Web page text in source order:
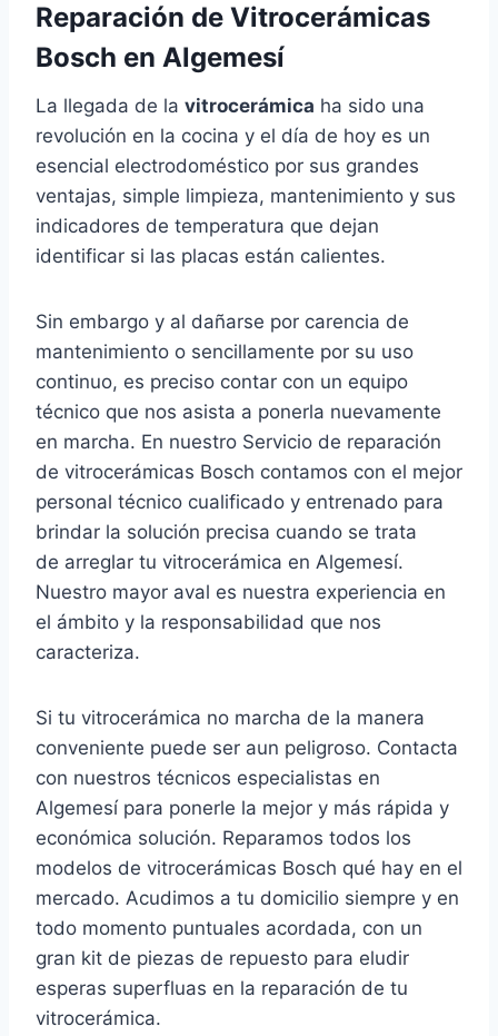
Reparación de Vitrocerámicas
Bosch en Algemesí
La llegada de la vitrocerámica ha sido una
revolución en la cocina y el día de hoy es un
esencial electrodoméstico por sus grandes
ventajas, simple limpieza, mantenimiento y sus
indicadores de temperatura que dejan
identificar si las placas están calientes.
Sin embargo y al dañarse por carencia de
mantenimiento o sencillamente por su uso
continuo, es preciso contar con un equipo
técnico que nos asista a ponerla nuevamente
en marcha. En nuestro Servicio de reparación
de vitrocerámicas Bosch contamos con el mejor
personal técnico cualificado y entrenado para
brindar la solución precisa cuando se trata
de arreglar tu vitrocerámica en Algemesí.
Nuestro mayor aval es nuestra experiencia en
el ámbito y la responsabilidad que nos
caracteriza.
Si tu vitrocerámica no marcha de la manera
conveniente puede ser aun peligroso. Contacta
con nuestros técnicos especialistas en
Algemesí para ponerle la mejor y más rápida y
económica solución. Reparamos todos los
modelos de vitrocerámicas Bosch qué hay en el
mercado. Acudimos a tu domicilio siempre y en
todo momento puntuales acordada, con un
gran kit de piezas de repuesto para eludir
esperas superfluas en la reparación de tu
vitrocerámica.